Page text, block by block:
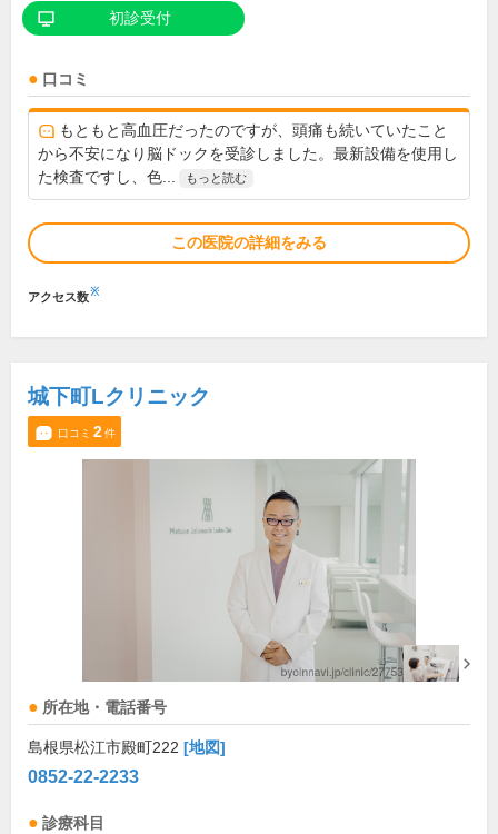
初診受付
口コミ
もともと高血圧だったのですが、頭痛も続いていたこと
から不安になり脳ドックを受診しました。最新設備を使用し
た検査ですし、色...
もっと読む
この医院の詳細をみる
アクセス数※
城下町Lクリニック
口コミ 2件
所在地・電話番号
島根県松江市殿町222 [地図]
0852-22-2233
診療科目